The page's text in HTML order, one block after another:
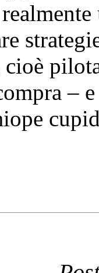
cioè
–